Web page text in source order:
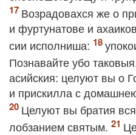
Возрадовахся же о
и фуртунатове и
сии исполниша:
Познавайте убо
асийския: целуют вы о
и прискилла с
Целуют вы братия
лобзанием святым.